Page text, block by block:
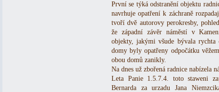
První se týká odstranění objektu
navrhuje opatření k záchraně
tvoří dvě autorovy perokresby,
že západní závěr náměstí v
objekty, jakými všude bývala
domy byly opatřeny odpočátku
obou domů zanikly.
Na dnes už zbořená radnice nabízela
Leta Panie 1.5.7.4. toto staweni
Bernarda za urzadu Jana